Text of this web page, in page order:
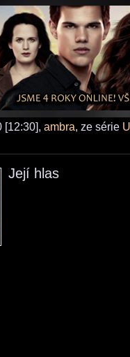
[12:30], ambra, ze série
Její hlas